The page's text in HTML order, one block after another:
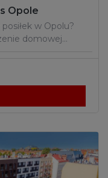
Opole
w Opolu?
domowej…